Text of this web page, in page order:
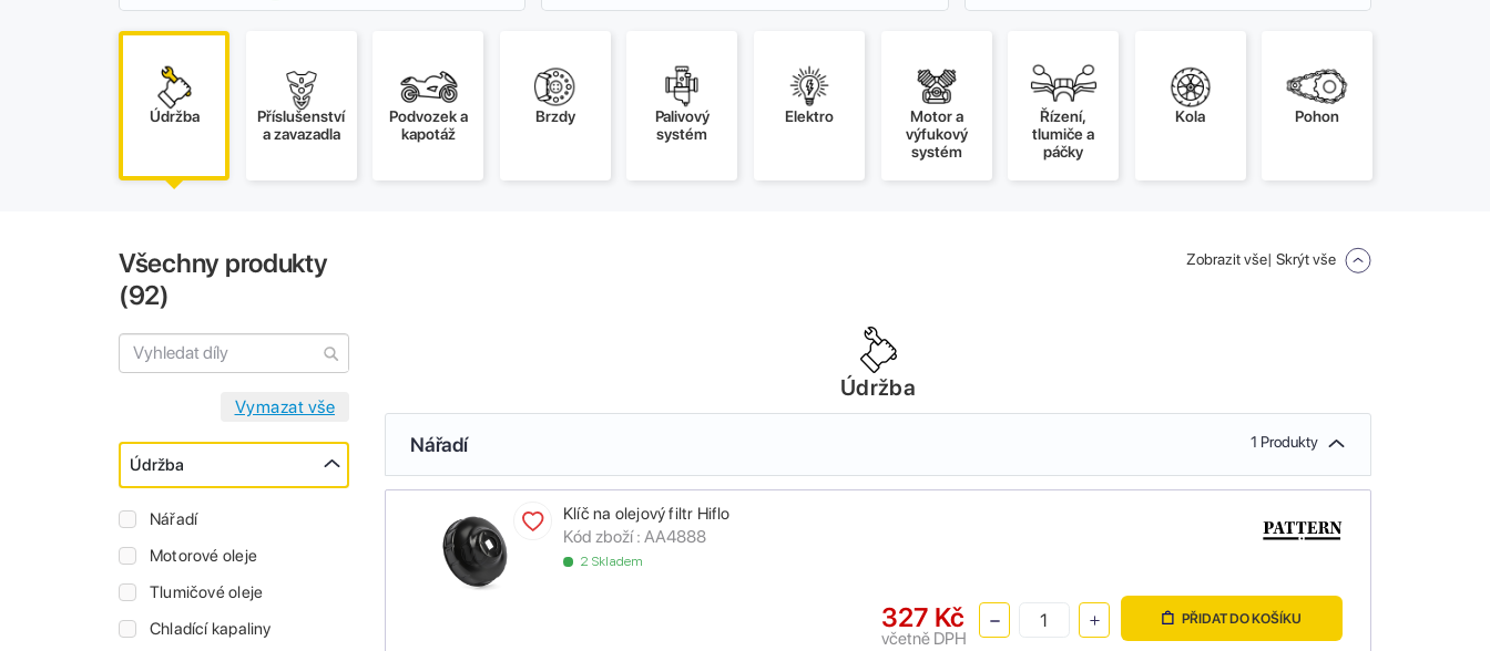
Údržba
Příslušenství
a zavazadla
Podvozek a
kapotáž
Brzdy
Palivový
systém
Elektro
Motor a
výfukový
systém
Řízení,
tlumiče a
páčky
Kola Pohon
Všechny produkty
(92)
Údržba
Nářadí
Motorové oleje
Tlumičové oleje
Chladící kapaliny
Zobrazit vše| Skrýt vše
Údržba
Nářadí 1 Produkty
Klíč na olejový filtr Hiflo
Kód zboží : AA4888
2 Skladem
327 Kč
včetně DPH
PŘIDAT DO KOŠÍKU